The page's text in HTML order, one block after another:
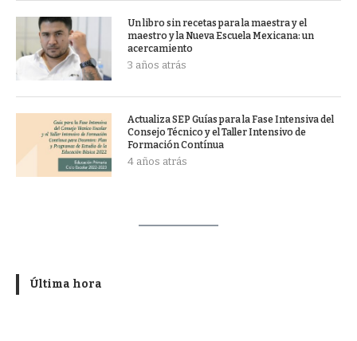
Un libro sin recetas para la maestra y el
maestro y la Nueva Escuela Mexicana: un
acercamiento
3 años atrás
Actualiza SEP Guías para la Fase Intensiva del
Consejo Técnico y el Taller Intensivo de
Formación Contínua
4 años atrás
Última hora